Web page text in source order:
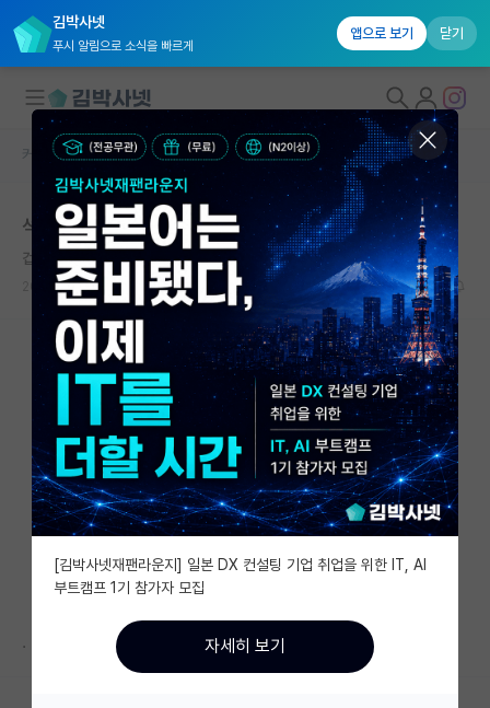
김박사넷
푸시 알림으로 소식을 빠르게
앱으로 보기 닫기
대학원생 모집
국내대학원 정보
연구실&오픈랩
커뮤니티
커뮤니티 홈
전체글보기
베스트 게시판
IF 명예의전당
자유 게시판(아무개랩)
미국 유학 게시판
미국 대학원 합격 후기 게시판
대학원생 모집 게시판
커뮤니티 홈 자유 게시판(아무개랩)
석사 졸업 할 수 있을까요...?
겁먹은 루이 파스퇴르
2024.09.04 7 2761
.
[김박사넷재팬라운지] 일본 DX 컨설팅 기업 취업을 위한 IT, AI
부트캠프 1기 참가자 모집
자세히 보기